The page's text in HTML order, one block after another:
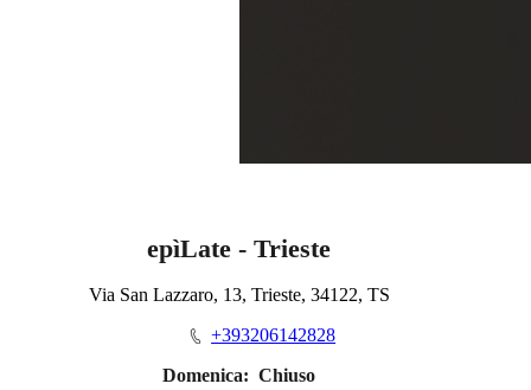
epìLate - Trieste
Via San Lazzaro, 13, Trieste, 34122, TS
+393206142828
Domenica: Chiuso